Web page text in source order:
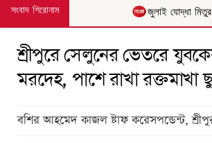
সংবাদ শিরোনাম জুলাই যোদ্ধা মিতুর
শ্রীপুরে সেলুনের ভেতরে
মরদেহ, পাশে রাখা রক্তমাখা
বশির আহমেদ কাজল ষ্টাফ করেসপন্ডেন্ট,